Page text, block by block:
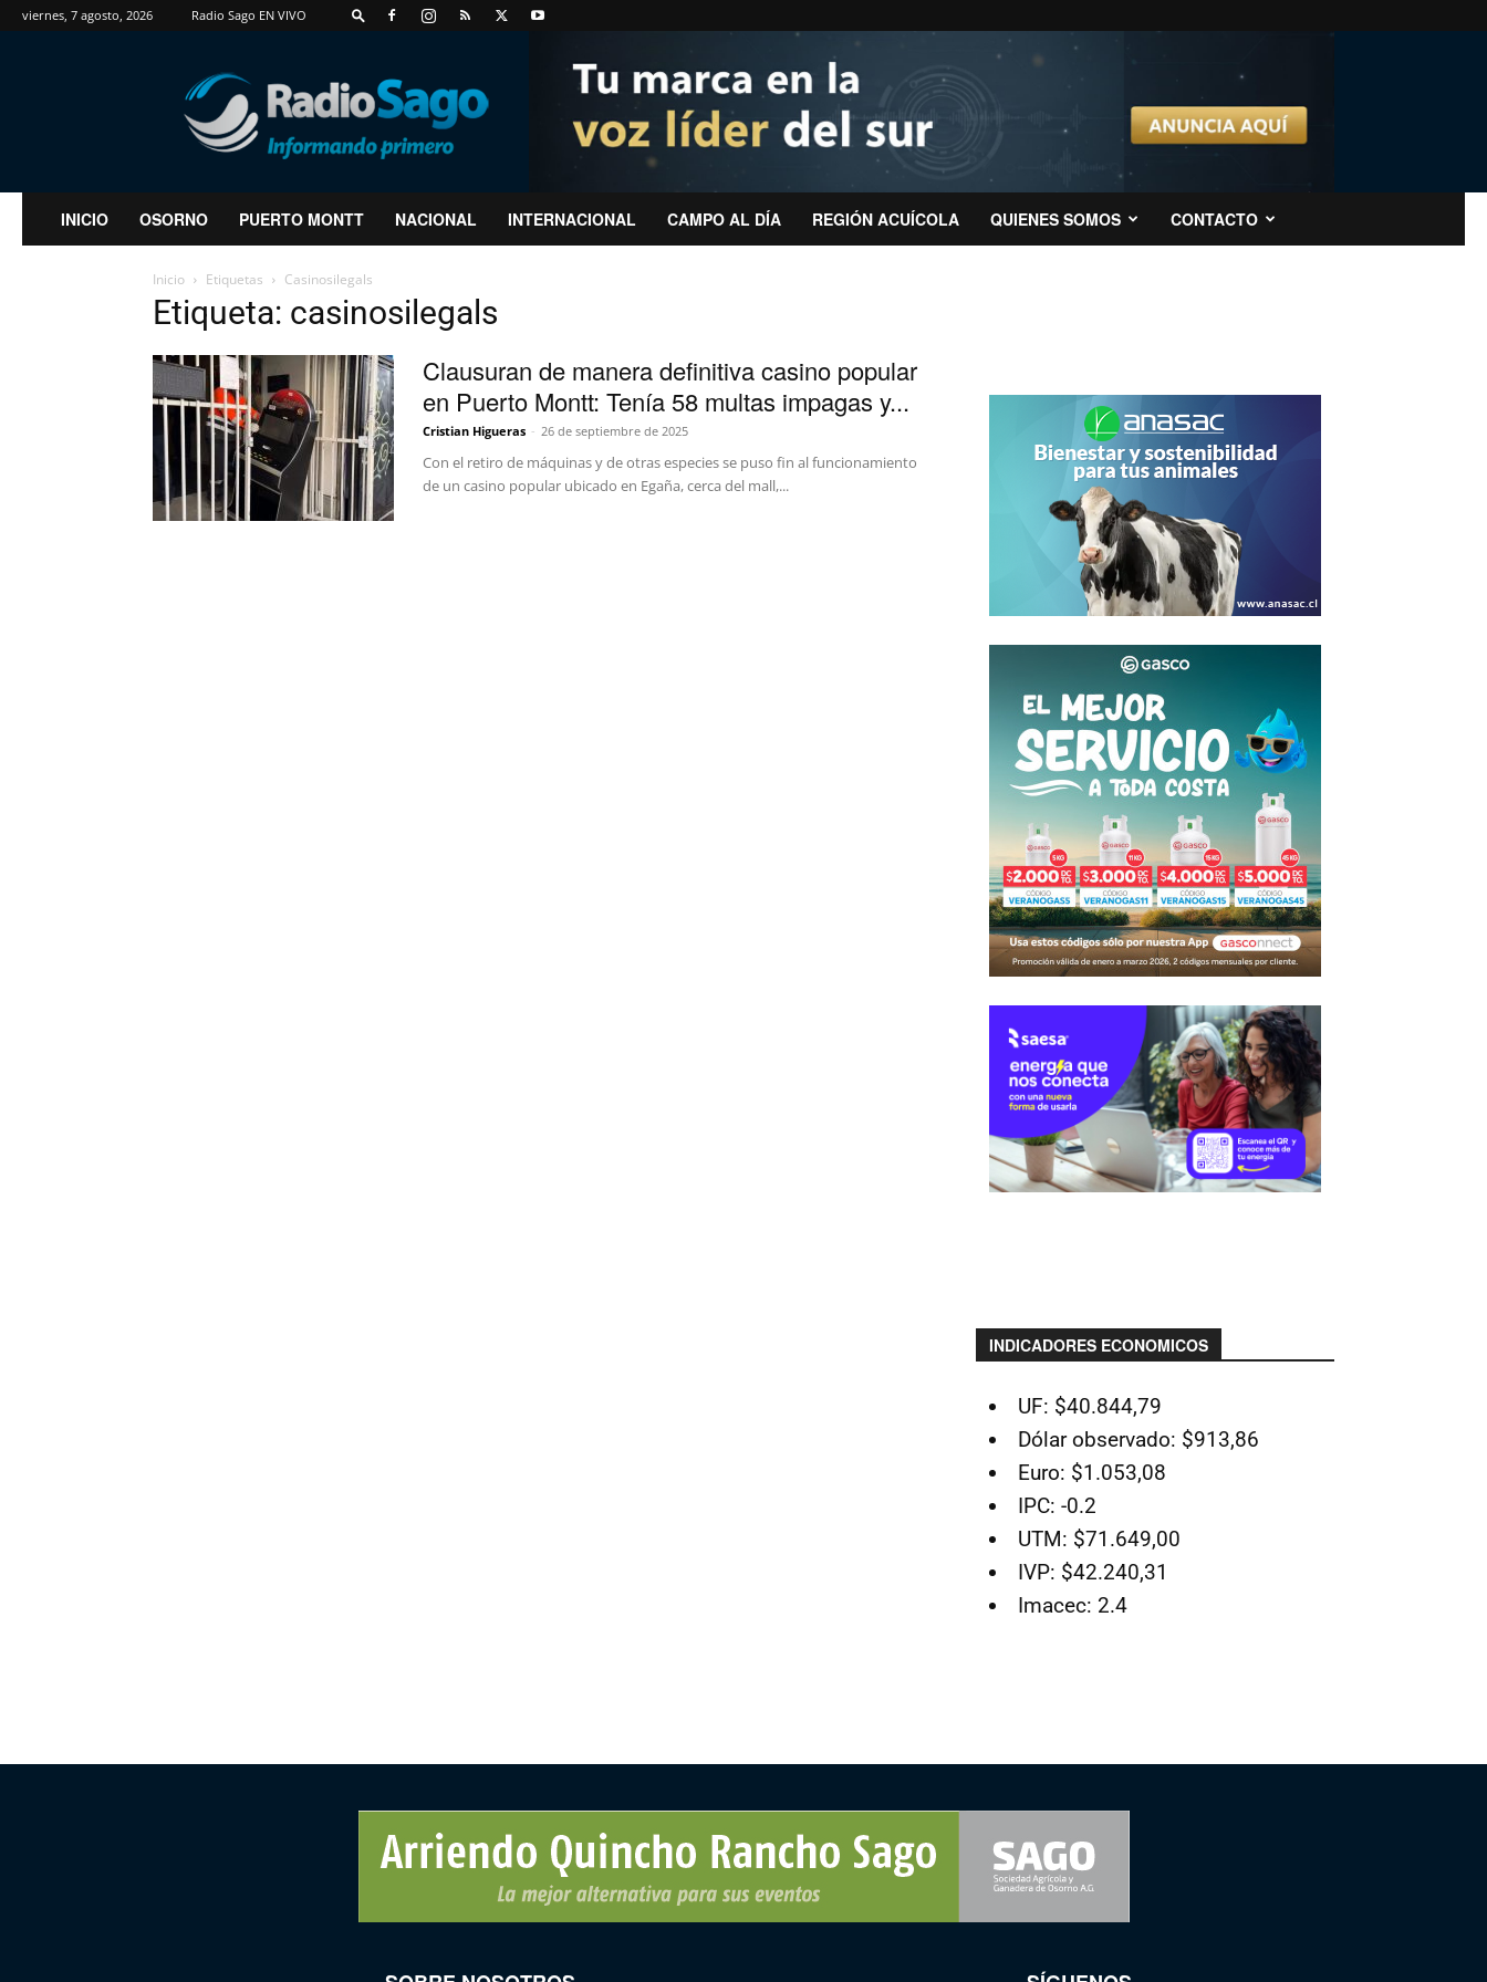
viernes, 7 agosto, 2026 Radio Sago EN VIVO
RadioSago
INICIO OSORNO PUERTO MONTT NACIONAL INTERNACIONAL CAMPO AL DÍA REGIÓN ACUÍCOLA QUIENES SOMOS CONTACTO
Inicio Etiquetas Casinosilegals
Etiqueta: casinosilegals
Clausuran de manera definitiva casino popular
en Puerto Montt: Tenía 58 multas impagas y...
Cristian Higueras - 26 de septiembre de 2025
Con el retiro de máquinas y de otras especies se puso fin al funcionamiento
de un casino popular ubicado en Egaña, cerca del mall,...
INDICADORES ECONOMICOS
UF: $40.844,79
Dólar observado: $913,86
Euro: $1.053,08
IPC: -0.2
UTM: $71.649,00
IVP: $42.240,31
Imacec: 2.4